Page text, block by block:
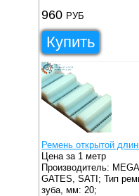
960 РУБ
Купить
Ремень открытой
Цена за 1 метр
Производитель:
GATES, SATI; Тип
зуба, мм: 20;